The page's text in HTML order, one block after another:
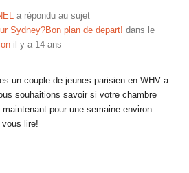
a répondu au sujet
Sydney?Bon plan de depart! dans le
il y a 14 ans
un couple de jeunes parisien en WHV a
souhaitions savoir si votre chambre
pour une semaine environ
lire!